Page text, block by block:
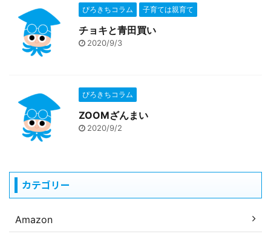
ぴろきちコラム 子育ては親育て
チョキと青田買い
2020/9/3
ぴろきちコラム
ZOOMざんまい
2020/9/2
カテゴリー
Amazon